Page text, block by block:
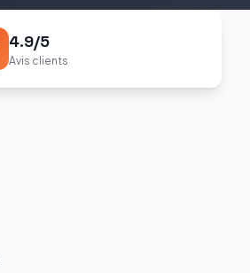
4.9/5
Avis clients